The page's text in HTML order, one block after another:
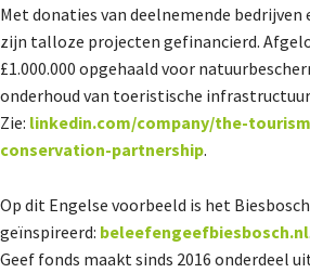
Met donaties van deelnemende bedrijven
zijn talloze projecten gefinancierd.
£1.000.000 opgehaald voor
onderhoud van toeristische
Zie: linkedin.com/company/the-
conservation-partnership.
Op dit Engelse voorbeeld is het
geïnspireerd: beleefengeefbiesbosch.nl
Geef fonds maakt sinds 2016 onderdeel